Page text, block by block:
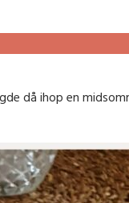
då ihop en